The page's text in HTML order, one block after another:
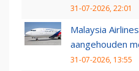
31-07-2026, 22:01
Malaysia
aangehouden
31-07-2026, 13:55